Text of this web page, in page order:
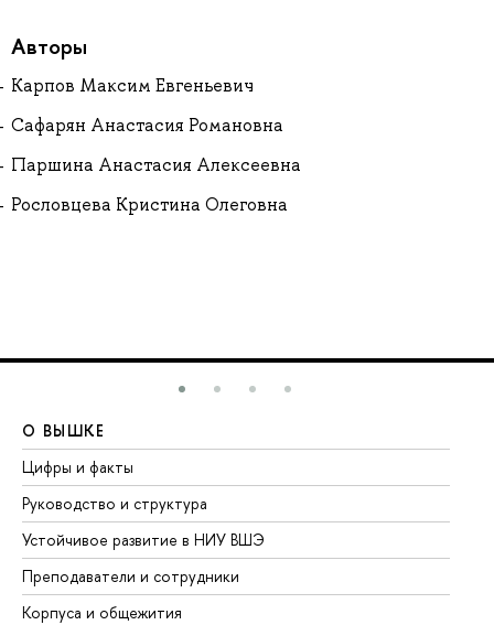
Авторы
Карпов Максим Евгеньевич
Сафарян Анастасия Романовна
Паршина Анастасия Алексеевна
Рословцева Кристина Олеговна
О ВЫШКЕ
Цифры и факты
Руководство и структура
Устойчивое развитие в НИУ ВШЭ
Преподаватели и сотрудники
Корпуса и общежития